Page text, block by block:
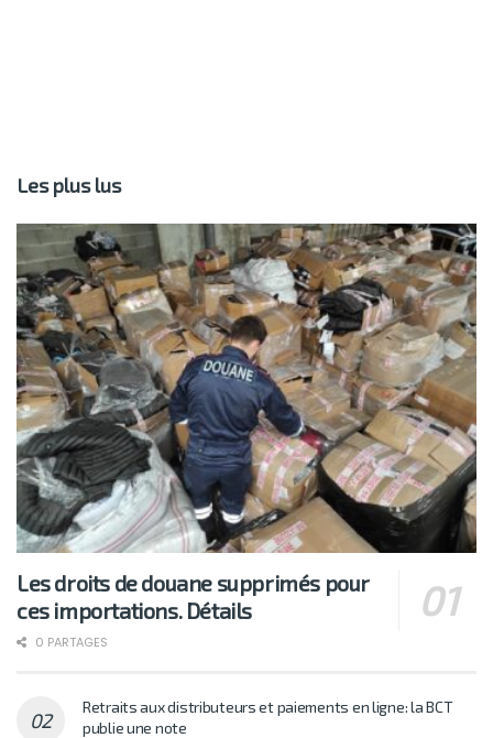
Les plus lus
Les droits de douane supprimés pour
ces importations. Détails
0 PARTAGES
Retraits aux distributeurs et paiements en ligne: la BCT
publie une note